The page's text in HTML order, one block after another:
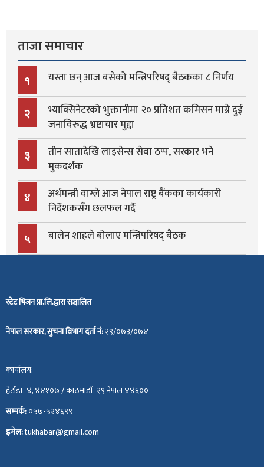
ताजा समाचार
१ यस्ता छन् आज बसेको मन्त्रिपरिषद् बैठकका ८ निर्णय
२
भ्याक्सिनेटरको भुक्तानीमा २० प्रतिशत कमिसन माग्ने दुई
जनाविरुद्ध भ्रष्टाचार मुद्दा
३
तीन सातादेखि लाइसेन्स सेवा ठप्प, सरकार भने
मुकदर्शक
४
अर्थमन्त्री वाग्ले आज नेपाल राष्ट्र बैंकका कार्यकारी
निर्देशकसँग छलफल गर्दै
५ बालेन शाहले बोलाए मन्त्रिपरिषद् बैठक
स्टेट भिजन प्रा.लि.द्वारा सञ्चालित
नेपाल सरकार, सुचना विभाग दर्ता नं:२९/०७३/०७४
कार्यालय:
हेटौंडा–४, ४४१०७ / काठमाडौं–२९ नेपाल ४४६००
सम्पर्क:०५७-५२४६९९
इमेल:tukhabar@gmail.com